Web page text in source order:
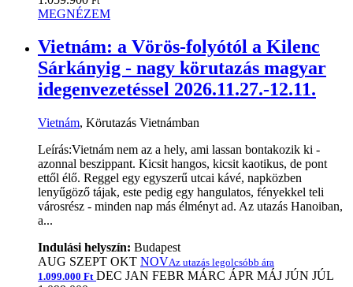
MEGNÉZEM
Vietnám: a Vörös-folyótól a Kilenc
Sárkányig - nagy körutazás magyar
idegenvezetéssel 2026.11.27.-12.11.
Vietnám, Körutazás Vietnámban
Leírás:Vietnám nem az a hely, ami lassan bontakozik ki -
azonnal beszippant. Kicsit hangos, kicsit kaotikus, de pont
ettől élő. Reggel egy egyszerű utcai kávé, napközben
lenyűgöző tájak, este pedig egy hangulatos, fényekkel teli
városrész - minden nap más élményt ad. Az utazás Hanoiban,
a...
Indulási helyszín: Budapest
AUG SZEPT OKT NOVAz utazás legolcsóbb ára
1.099.000 Ft DEC JAN FEBR MÁRC ÁPR MÁJ JÚN JÚL